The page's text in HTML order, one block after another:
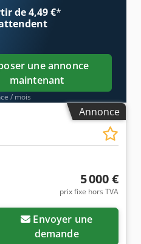
de 4,49 €*
une annonce
maintenant
/ mois
Annonce
5 000 €
prix fixe hors TVA
demande